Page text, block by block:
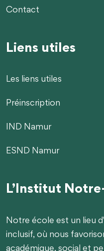
Contact
Liens utiles
Les liens utiles
Préinscription
IND Namur
ESND Namur
L’Institut
Notre école est un lieu
inclusif, où nous
académique, social et